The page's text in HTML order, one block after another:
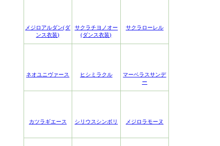
メジロアルダン(ダ
ンス衣装)
サクラチヨノオー
(ダンス衣装)
サクラローレル
ネオユニヴァース ヒシミラクル
マーベラスサンデ
ー
カツラギエース シリウスシンボリ メジロラモーヌ